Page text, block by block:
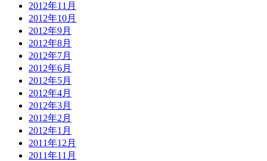
2012年11月
2012年10月
2012年9月
2012年8月
2012年7月
2012年6月
2012年5月
2012年4月
2012年3月
2012年2月
2012年1月
2011年12月
2011年11月